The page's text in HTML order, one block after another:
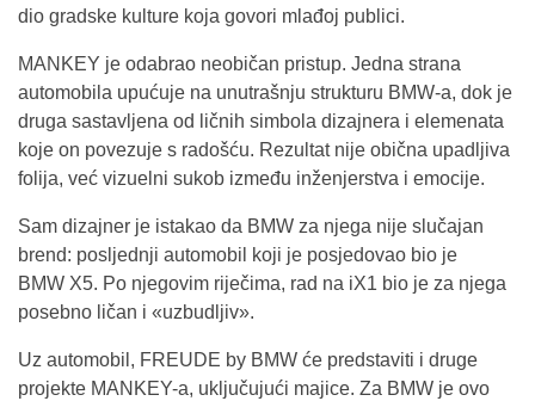
dio gradske kulture koja govori mlađoj publici.
MANKEY je odabrao neobičan pristup. Jedna strana
automobila upućuje na unutrašnju strukturu BMW-a, dok je
druga sastavljena od ličnih simbola dizajnera i elemenata
koje on povezuje s radošću. Rezultat nije obična upadljiva
folija, već vizuelni sukob između inženjerstva i emocije.
Sam dizajner je istakao da BMW za njega nije slučajan
brend: posljednji automobil koji je posjedovao bio je
BMW X5. Po njegovim riječima, rad na iX1 bio je za njega
posebno ličan i «uzbudljiv».
Uz automobil, FREUDE by BMW će predstaviti i druge
projekte MANKEY-a, uključujući majice. Za BMW je ovo